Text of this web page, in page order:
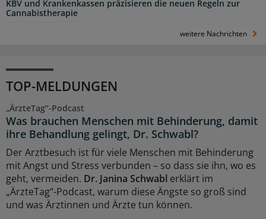
KBV und Krankenkassen präzisieren die neuen Regeln zur
Cannabistherapie
weitere Nachrichten
TOP-MELDUNGEN
„ÄrzteTag“-Podcast
Was brauchen Menschen mit Behinderung, damit
ihre Behandlung gelingt, Dr. Schwabl?
Der Arztbesuch ist für viele Menschen mit Behinderung
mit Angst und Stress verbunden – so dass sie ihn, wo es
geht, vermeiden. Dr. Janina Schwabl erklärt im
„ÄrzteTag“-Podcast, warum diese Ängste so groß sind
und was Ärztinnen und Ärzte tun können.